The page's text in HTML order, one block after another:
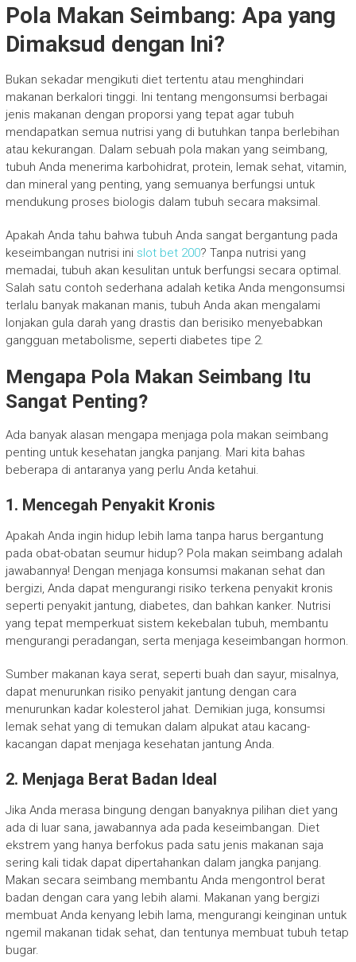
Pola Makan Seimbang: Apa yang
Dimaksud dengan Ini?
Bukan sekadar mengikuti diet tertentu atau menghindari
makanan berkalori tinggi. Ini tentang mengonsumsi berbagai
jenis makanan dengan proporsi yang tepat agar tubuh
mendapatkan semua nutrisi yang di butuhkan tanpa berlebihan
atau kekurangan. Dalam sebuah pola makan yang seimbang,
tubuh Anda menerima karbohidrat, protein, lemak sehat, vitamin,
dan mineral yang penting, yang semuanya berfungsi untuk
mendukung proses biologis dalam tubuh secara maksimal.
Apakah Anda tahu bahwa tubuh Anda sangat bergantung pada
keseimbangan nutrisi ini slot bet 200? Tanpa nutrisi yang
memadai, tubuh akan kesulitan untuk berfungsi secara optimal.
Salah satu contoh sederhana adalah ketika Anda mengonsumsi
terlalu banyak makanan manis, tubuh Anda akan mengalami
lonjakan gula darah yang drastis dan berisiko menyebabkan
gangguan metabolisme, seperti diabetes tipe 2.
Mengapa Pola Makan Seimbang Itu
Sangat Penting?
Ada banyak alasan mengapa menjaga pola makan seimbang
penting untuk kesehatan jangka panjang. Mari kita bahas
beberapa di antaranya yang perlu Anda ketahui.
1. Mencegah Penyakit Kronis
Apakah Anda ingin hidup lebih lama tanpa harus bergantung
pada obat-obatan seumur hidup? Pola makan seimbang adalah
jawabannya! Dengan menjaga konsumsi makanan sehat dan
bergizi, Anda dapat mengurangi risiko terkena penyakit kronis
seperti penyakit jantung, diabetes, dan bahkan kanker. Nutrisi
yang tepat memperkuat sistem kekebalan tubuh, membantu
mengurangi peradangan, serta menjaga keseimbangan hormon.
Sumber makanan kaya serat, seperti buah dan sayur, misalnya,
dapat menurunkan risiko penyakit jantung dengan cara
menurunkan kadar kolesterol jahat. Demikian juga, konsumsi
lemak sehat yang di temukan dalam alpukat atau kacang-
kacangan dapat menjaga kesehatan jantung Anda.
2. Menjaga Berat Badan Ideal
Jika Anda merasa bingung dengan banyaknya pilihan diet yang
ada di luar sana, jawabannya ada pada keseimbangan. Diet
ekstrem yang hanya berfokus pada satu jenis makanan saja
sering kali tidak dapat dipertahankan dalam jangka panjang.
Makan secara seimbang membantu Anda mengontrol berat
badan dengan cara yang lebih alami. Makanan yang bergizi
membuat Anda kenyang lebih lama, mengurangi keinginan untuk
ngemil makanan tidak sehat, dan tentunya membuat tubuh tetap
bugar.